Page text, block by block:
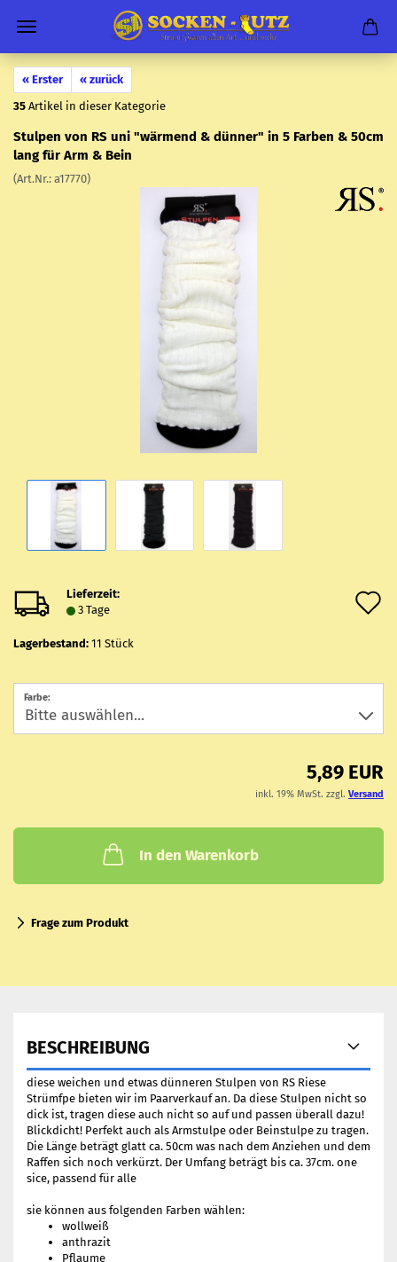
« Erster
« zurück
35 Artikel in dieser Kategorie
Stul­pen von RS uni "wär­mend & dün­ner" in 5 Far­ben & 50cm
lang für Arm & Bein
(Art.Nr.: a17770)
Lieferzeit:
3 Tage
Lagerbestand: 11 Stück
Farbe:
5,89 EUR
inkl. 19% MwSt. zzgl. Versand
In den Warenkorb
Frage zum Produkt
BESCHREIBUNG
diese weichen und etwas dünneren Stulpen von RS Riese
Strümfpe bieten wir im Paarverkauf an. Da diese Stulpen nicht so
dick ist, tragen diese auch nicht so auf und passen überall dazu!
Blickdicht! Perfekt auch als Armstulpe oder Beinstulpe zu tragen.
Die Länge beträgt glatt ca. 50cm was nach dem Anziehen und dem
Raffen sich noch verkürzt. Der Umfang beträgt bis ca. 37cm. one
sice, passend für alle
sie können aus folgenden Farben wählen:
wollweiß
anthrazit
Pflaume